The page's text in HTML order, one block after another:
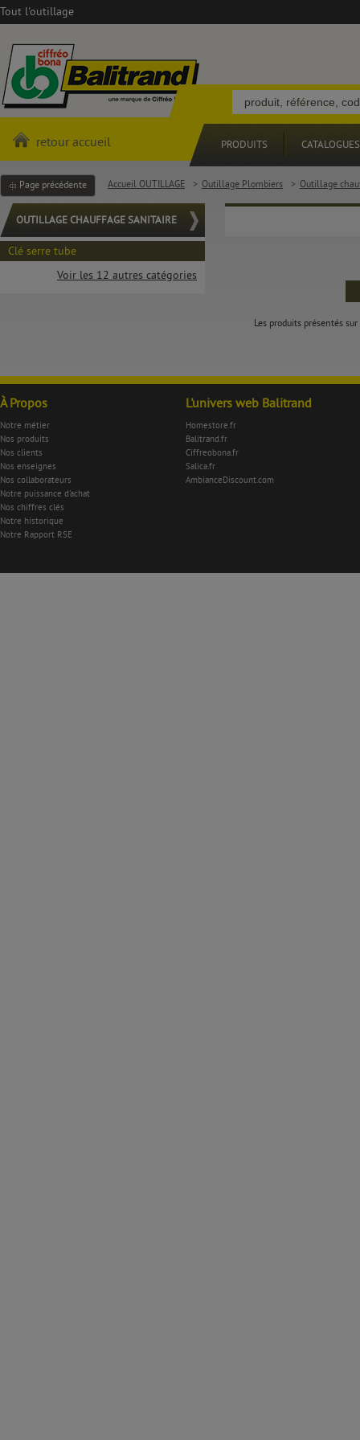
Tout l'outillage
retour accueil PRODUITS CATALOGUES
Page précédente Accueil OUTILLAGE > Outillage Plombiers > Outillage
OUTILLAGE CHAUFFAGE SANITAIRE
Clé serre tube
Voir les 12 autres catégories
Les produits présentés
À Propos
Notre métier
Nos produits
Nos clients
Nos enseignes
Nos collaborateurs
Notre puissance d'achat
Nos chiffres clés
Notre historique
Notre Rapport RSE
L'univers web Balitrand
Homestore.fr
Balitrand.fr
Ciffreobona.fr
Salica.fr
AmbianceDiscount.com